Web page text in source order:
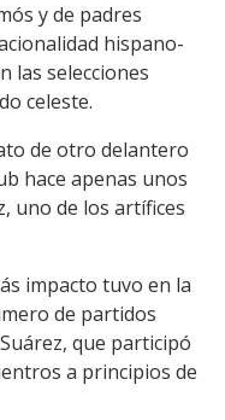
y de padres
hispano-
las selecciones
celeste.
de otro delantero
hace apenas unos
uno de los artífices
impacto tuvo en la
de partidos
que participó
a principios de